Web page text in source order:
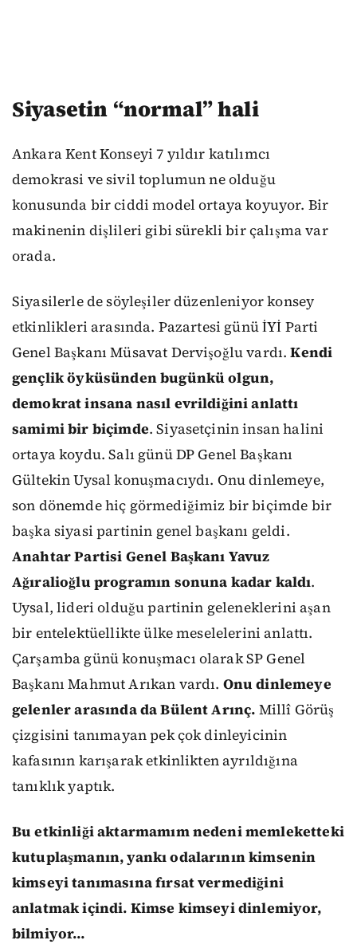
Siyasetin “normal” hali
Ankara Kent Konseyi 7 yıldır katılımcı
demokrasi ve sivil toplumun ne olduğu
konusunda bir ciddi model ortaya koyuyor. Bir
makinenin dişlileri gibi sürekli bir çalışma var
orada.
Siyasilerle de söyleşiler düzenleniyor konsey
etkinlikleri arasında. Pazartesi günü İYİ Parti
Genel Başkanı Müsavat Dervişoğlu vardı.Kendi
gençlik öyküsünden bugünkü olgun,
demokrat insana nasıl evrildiğini anlattı
samimi bir biçimde. Siyasetçinin insan halini
ortaya koydu. Salı günü DP Genel Başkanı
Gültekin Uysal konuşmacıydı. Onu dinlemeye,
son dönemde hiç görmediğimiz bir biçimde bir
başka siyasi partinin genel başkanı geldi.
Anahtar Partisi Genel Başkanı Yavuz
Ağıralioğlu programın sonuna kadar kaldı.
Uysal, lideri olduğu partinin geleneklerini aşan
bir entelektüellikte ülke meselelerini anlattı.
Çarşamba günü konuşmacı olarak SP Genel
Başkanı Mahmut Arıkan vardı. Onu dinlemeye
gelenler arasında da Bülent Arınç. Millî Görüş
çizgisini tanımayan pek çok dinleyicinin
kafasının karışarak etkinlikten ayrıldığına
tanıklık yaptık.
Bu etkinliği aktarmamım nedeni memleketteki
kutuplaşmanın, yankı odalarının kimsenin
kimseyi tanımasına fırsat vermediğini
anlatmak içindi. Kimse kimseyi dinlemiyor,
bilmiyor…